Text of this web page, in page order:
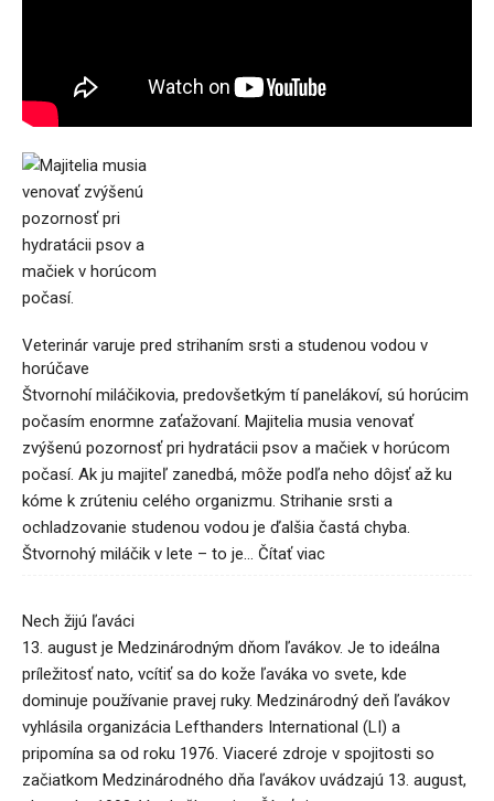
Veterinár varuje pred strihaním srsti a studenou vodou v
horúčave
Štvornohí miláčikovia, predovšetkým tí panelákoví, sú horúcim
počasím enormne zaťažovaní. Majitelia musia venovať
zvýšenú pozornosť pri hydratácii psov a mačiek v horúcom
počasí. Ak ju majiteľ zanedbá, môže podľa neho dôjsť až ku
kóme k zrúteniu celého organizmu. Strihanie srsti a
ochladzovanie studenou vodou je ďalšia častá chyba.
Štvornohý miláčik v lete – to je… Čítať viac
strihaním
srsti
a
studenou
vodou
v
horúčave
Nech žijú ľaváci
13. august je Medzinárodným dňom ľavákov. Je to ideálna
príležitosť nato, vcítiť sa do kože ľaváka vo svete, kde
dominuje používanie pravej ruky. Medzinárodný deň ľavákov
vyhlásila organizácia Lefthanders International (LI) a
pripomína sa od roku 1976. Viaceré zdroje v spojitosti so
začiatkom Medzinárodného dňa ľavákov uvádzajú 13. august,